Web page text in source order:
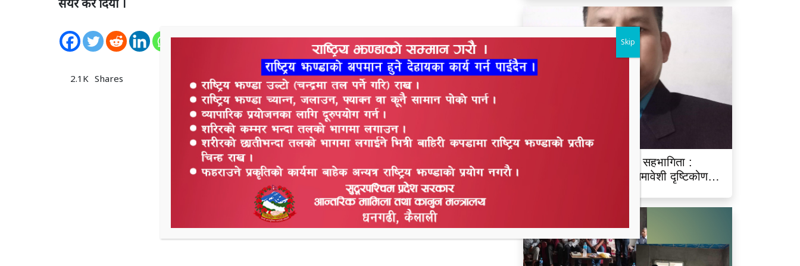
2.1K Shares
थारू आयोगमा रानाथारूको सहभागिता :
संवैधानिक, ऐतिहासिक र समावेशी दृष्टिकोणबाट
Skip